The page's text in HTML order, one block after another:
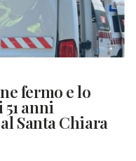
fermo e lo
anni
Santa Chiara